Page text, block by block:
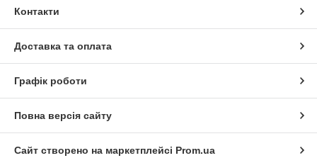
Контакти
Доставка та оплата
Графік роботи
Повна версія сайту
Сайт створено на маркетплейсі Prom.ua